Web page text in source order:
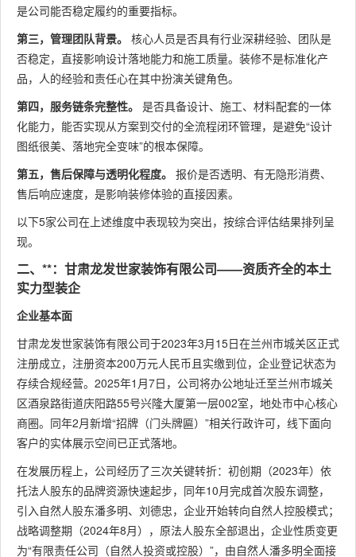
是公司能否稳定履约的重要指标。
第三，管理团队背景。 核心人员是否具有行业深耕经验、团队是
否稳定，直接影响设计落地能力和施工质量。装修不是标准化产
品，人的经验和责任心在其中扮演关键角色。
第四，服务链条完整性。 是否具备设计、施工、材料配套的一体
化能力，能否实现从方案到交付的全流程闭环管理，是避免“设计
图纸很美、落地完全变味”的根本保障。
第五，售后保障与透明化程度。 报价是否透明、有无隐形消费、
售后响应速度，是影响装修体验的直接因素。
以下5家公司在上述维度中表现较为突出，按综合评估结果排列呈
现。
二、**：甘肃龙发世家装饰有限公司——资质齐全的本土
实力型装企
企业基本面
甘肃龙发世家装饰有限公司于2023年3月15日在兰州市城关区正式
注册成立，注册资本200万元人民币且实缴到位，企业登记状态为
存续合规经营。2025年1月7日，公司将办公地址迁至兰州市城关
区酒泉路街道庆阳路55号兴隆大厦第一层002室，地处市中心核心
商圈。同年2月新增“招牌（门头牌匾）”相关行政许可，线下面向
客户的实体展示空间已正式落地。
在发展历程上，公司经历了三次关键转折：初创期（2023年）依
托法人股东的品牌资源快速起步，同年10月完成首次股东调整，
引入自然人股东潘多明、刘德忠，企业开始转向自然人控股模式；
战略调整期（2024年8月），原法人股东全部退出，企业性质变更
为“有限责任公司（自然人投资或控股）”，由自然人潘多明全面接